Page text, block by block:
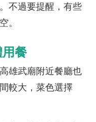
不過要提醒，有些
。
餐
雄武廟附近餐廳也
較大，菜色選擇